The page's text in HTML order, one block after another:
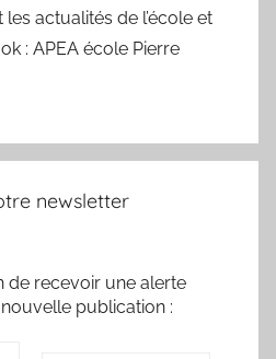
actualités de l’école et
: APEA école Pierre
newsletter
de recevoir une alerte
publication :